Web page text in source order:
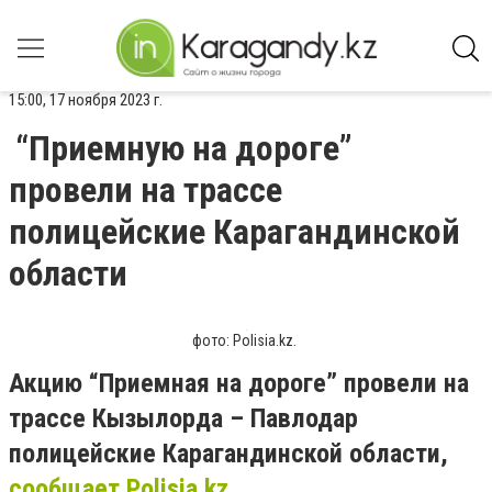
15:00, 17 ноября 2023 г.
“Приемную на дороге”
провели на трассе
полицейские Карагандинской
области
фото: Polisia.kz.
Акцию “Приемная на дороге” провели на
трассе Кызылорда – Павлодар
полицейские Карагандинской области,